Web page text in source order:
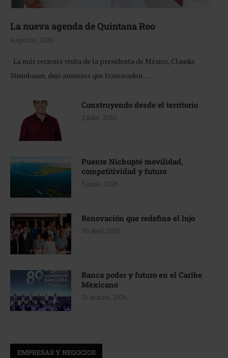
La nueva agenda de Quintana Roo
4 agosto, 2026
La más reciente visita de la presidenta de México, Claudia
Sheinbaum, dejó anuncios que trascienden …
Construyendo desde el territorio
2 julio, 2026
Puente Nichupté movilidad,
competitividad y futuro
3 junio, 2026
Renovación que redefine el lujo
30 abril, 2026
Banca poder y futuro en el Caribe
Mexicano
31 marzo, 2026
EMPRESAS Y NEGOCIOS